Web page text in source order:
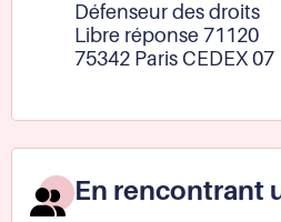
Défenseur des droits
Libre réponse 71120
75342 Paris CEDEX 07
En rencontrant